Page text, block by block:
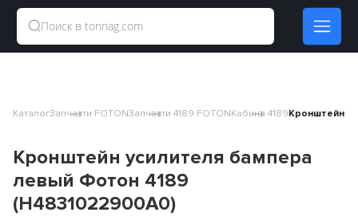
КаталогЗапчасти FOTONЗапчасти 4189 FOTONКабина 4189Кронштейн
Кронштейн усилителя бампера
левый Фотон 4189
(H4831022900A0)